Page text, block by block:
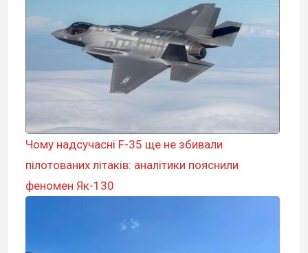
Чому надсучасні F-35 ще не збивали
пілотованих літаків: аналітики пояснили
феномен Як-130